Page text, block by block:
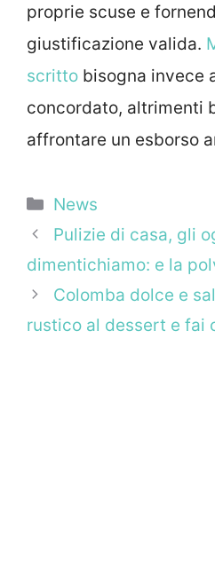
proprie scuse e
giustificazione valida.
scritto bisogna invece
concordato, altrimenti
affrontare un esborso
Categorie
News
Pulizie di casa, gli
dimentichiamo: e la
Colomba dolce e
rustico al dessert e fai